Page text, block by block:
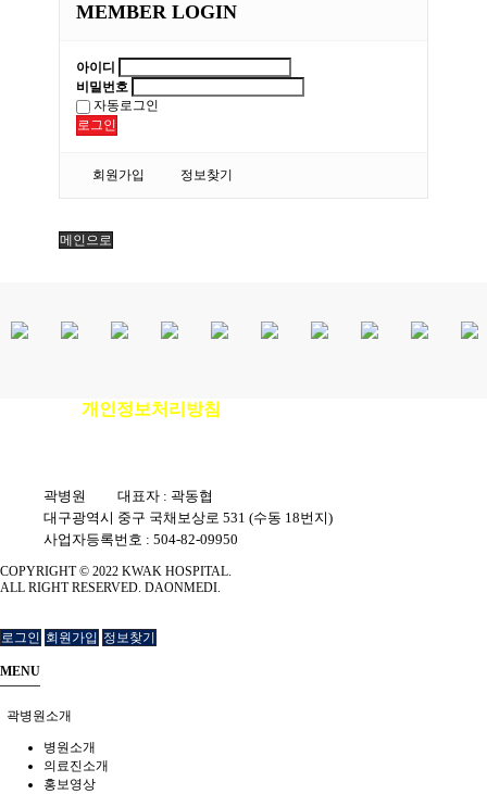
MEMBER LOGIN
아이디
비밀번호
자동로그인
로그인
회원가입 정보찾기
메인으로
개인정보처리방침
곽병원 대표자 : 곽동협
대구광역시 중구 국채보상로 531 (수동 18번지)
사업자등록번호 : 504-82-09950
COPYRIGHT © 2022 KWAK HOSPITAL.
ALL RIGHT RESERVED. DAONMEDI.
로그인 회원가입 정보찾기
MENU
곽병원소개
병원소개
의료진소개
홍보영상